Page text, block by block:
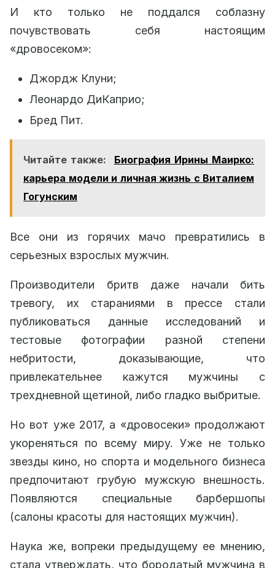
И кто только не поддался соблазну
почувствовать себя настоящим
«дровосеком»:
Джордж Клуни;
Леонардо ДиКаприо;
Бред Пит.
Читайте также:
Биография Ирины Маирко:
карьера модели и личная жизнь с Виталием
Гогунским
Все они из горячих мачо превратились в
серьезных взрослых мужчин.
Производители бритв даже начали бить
тревогу, их стараниями в прессе стали
публиковаться данные исследований и
тестовые фотографии разной степени
небритости, доказывающие, что
привлекательнее кажутся мужчины с
трехдневной щетиной, либо гладко выбритые.
Но вот уже 2017, а «дровосеки» продолжают
укореняться по всему миру. Уже не только
звезды кино, но спорта и модельного бизнеса
предпочитают грубую мужскую внешность.
Появляются специальные барбершопы
(салоны красоты для настоящих мужчин).
Наука же, вопреки предыдущему ее мнению,
стала утверждать, что бородатый мужчина в